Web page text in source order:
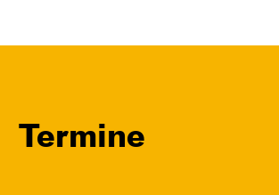
Termine